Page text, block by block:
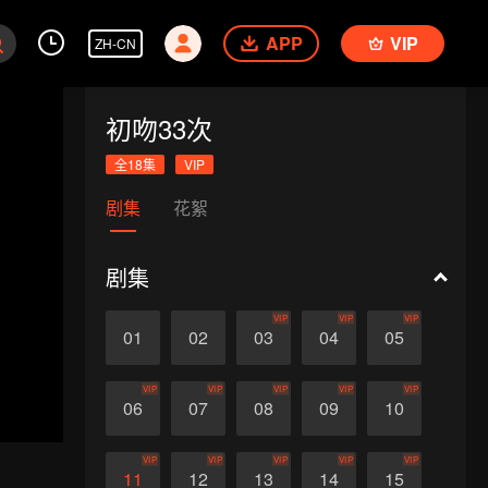
ZH-CN APP VIP
初吻33次
全18集 VIP
剧集 花絮
剧集
01 02 03
VIP
04
VIP
05
VIP
06
VIP
07
VIP
08
VIP
09
VIP
10
VIP
11
VIP
12
VIP
13
VIP
14
VIP
15
VIP